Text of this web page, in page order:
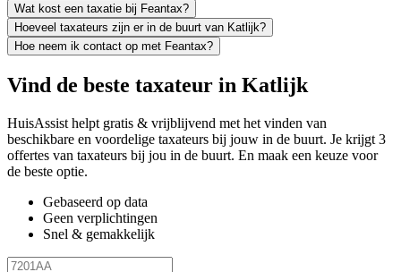
Wat kost een taxatie bij Feantax?
Hoeveel taxateurs zijn er in de buurt van Katlijk?
Hoe neem ik contact op met Feantax?
Vind de beste taxateur in Katlijk
HuisAssist helpt gratis & vrijblijvend met het vinden van
beschikbare en voordelige taxateurs bij jouw in de buurt. Je krijgt 3
offertes van taxateurs bij jou in de buurt. En maak een keuze voor
de beste optie.
Gebaseerd op data
Geen verplichtingen
Snel & gemakkelijk